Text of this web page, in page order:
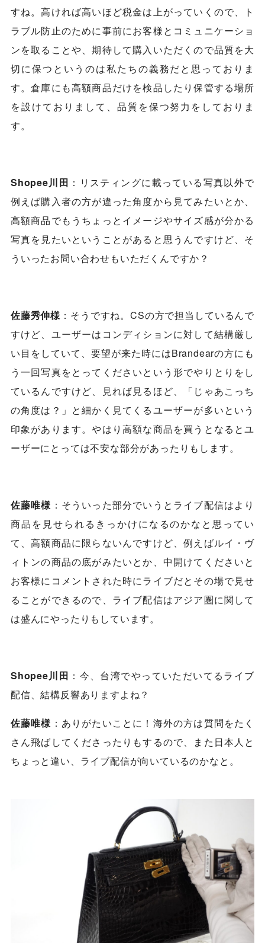
すね。高ければ高いほど税金は上がっていくので、ト
ラブル防止のために事前にお客様とコミュニケーショ
ンを取ることや、期待して購入いただくので品質を大
切に保つというのは私たちの義務だと思っておりま
す。倉庫にも高額商品だけを検品したり保管する場所
を設けておりまして、品質を保つ努力をしておりま
す。
Shopee川田 ：リスティングに載っている写真以外で
例えば購入者の方が違った角度から見てみたいとか、
高額商品でもうちょっとイメージやサイズ感が分かる
写真を見たいということがあると思うんですけど、そ
ういったお問い合わせもいただくんですか？
佐藤秀伸様 ：そうですね。CSの方で担当しているんで
すけど、ユーザーはコンディションに対して結構厳し
い目をしていて、要望が来た時にはBrandearの方にも
う一回写真をとってくださいという形でやりとりをし
ているんですけど、見れば見るほど、「じゃあこっち
の角度は？」と細かく見てくるユーザーが多いという
印象があります。やはり高額な商品を買うとなるとユ
ーザーにとっては不安な部分があったりもします。
佐藤唯様 ：そういった部分でいうとライブ配信はより
商品を見せられるきっかけになるのかなと思ってい
て、高額商品に限らないんですけど、例えばルイ・ヴ
ィトンの商品の底がみたいとか、中開けてくださいと
お客様にコメントされた時にライブだとその場で見せ
ることができるので、ライブ配信はアジア圏に関して
は盛んにやったりもしています。
Shopee川田 ：今、台湾でやっていただいてるライブ
配信、結構反響ありますよね？
佐藤唯様 ：ありがたいことに！海外の方は質問をたく
さん飛ばしてくださったりもするので、また日本人と
ちょっと違い、ライブ配信が向いているのかなと。